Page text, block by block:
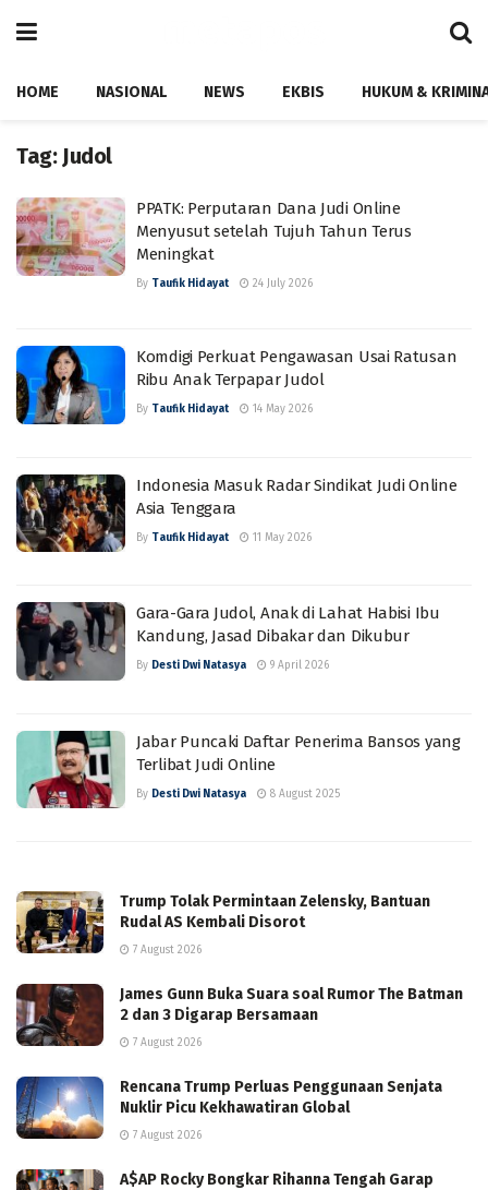
HOME NASIONAL NEWS EKBIS HUKUM &
Tag: Judol
PPATK: Perputaran Dana Judi Online
Menyusut setelah Tujuh Tahun Terus
Meningkat
By Taufik Hidayat 24 July 2026
Komdigi Perkuat Pengawasan Usai Ratusan
Ribu Anak Terpapar Judol
By Taufik Hidayat 14 May 2026
Indonesia Masuk Radar Sindikat Judi Online
Asia Tenggara
By Taufik Hidayat 11 May 2026
Gara-Gara Judol, Anak di Lahat Habisi Ibu
Kandung, Jasad Dibakar dan Dikubur
By Desti Dwi Natasya 9 April 2026
Jabar Puncaki Daftar Penerima Bansos yang
Terlibat Judi Online
By Desti Dwi Natasya 8 August 2025
Trump Tolak Permintaan Zelensky, Bantuan
Rudal AS Kembali Disorot
7 August 2026
James Gunn Buka Suara soal Rumor The Batman
2 dan 3 Digarap Bersamaan
7 August 2026
Rencana Trump Perluas Penggunaan Senjata
Nuklir Picu Kekhawatiran Global
7 August 2026
A$AP Rocky Bongkar Rihanna Tengah Garap